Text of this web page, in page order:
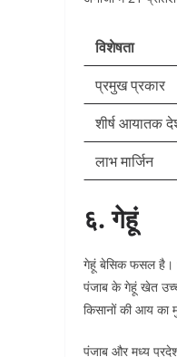
विशेषता
प्रमुख प्रकार
शीर्ष आयातक
लाभ मार्जिन
६. गेहूं
गेहूं बेसिक फसल है।
पंजाब के गेहूं खेत
किसानों की आय का
पंजाब और मध्य